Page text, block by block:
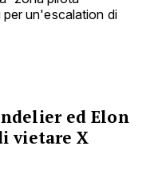
un'escalation di
ed Elon
vietare X